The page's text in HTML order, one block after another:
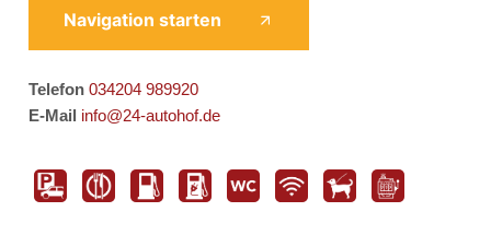
Navigation starten
Telefon 034204 989920
E-Mail info@24-autohof.de